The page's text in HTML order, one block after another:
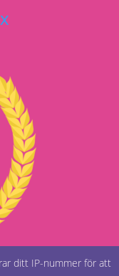
ditt IP-nummer för att